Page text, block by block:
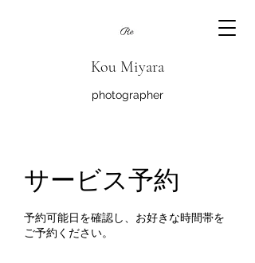
Kou Miyara
photographer
サービス予約
予約可能日を確認し、お好きな時間帯を
ご予約ください。